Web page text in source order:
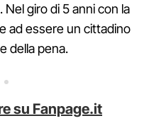
giro di 5 anni con la
ad essere un cittadino
della pena.
su Fanpage.it